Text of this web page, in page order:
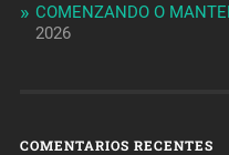
COMENZANDO O
2026
COMENTARIOS RECENTES